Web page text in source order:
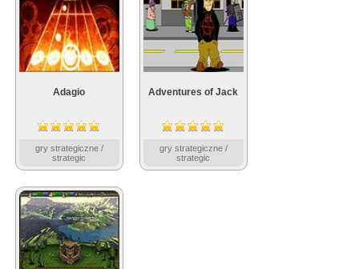
Adagio
gry strategiczne /
strategic
Adventures of Jack
gry strategiczne /
strategic